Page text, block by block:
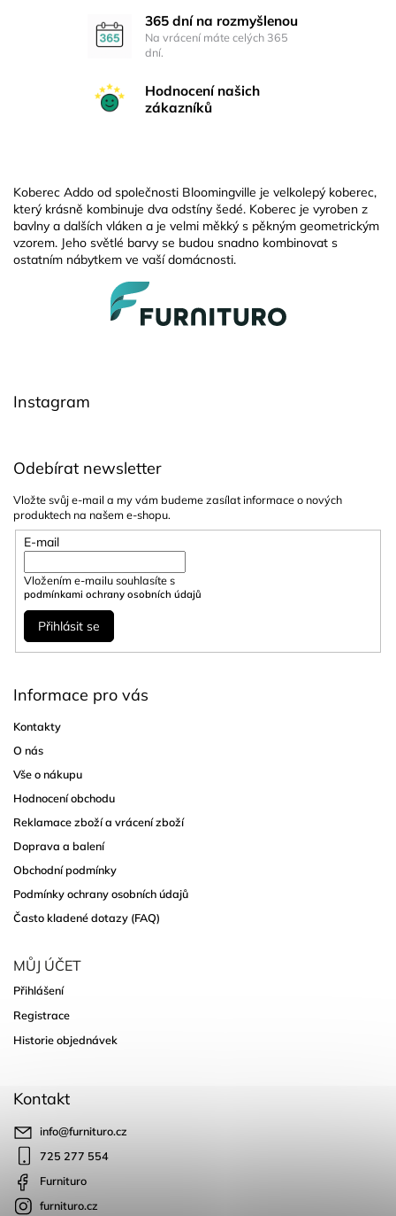
365 dní na rozmyšlenou
Na vrácení máte celých 365
dní.
Hodnocení našich
zákazníků
Koberec Addo od společnosti Bloomingville je velkolepý koberec,
který krásně kombinuje dva odstíny šedé. Koberec je vyroben z
bavlny a dalších vláken a je velmi měkký s pěkným geometrickým
vzorem. Jeho světlé barvy se budou snadno kombinovat s
ostatním nábytkem ve vaší domácnosti.
Instagram
Odebírat newsletter
Vložte svůj e-mail a my vám budeme zasílat informace o nových
produktech na našem e-shopu.
E-mail
Vložením e-mailu souhlasíte s
podmínkami ochrany osobních údajů
Přihlásit se
Informace pro vás
Kontakty
O nás
Vše o nákupu
Hodnocení obchodu
Reklamace zboží a vrácení zboží
Doprava a balení
Obchodní podmínky
Podmínky ochrany osobních údajů
Často kladené dotazy (FAQ)
MŮJ ÚČET
Přihlášení
Registrace
Historie objednávek
Kontakt
info@furnituro.cz
725 277 554
Furnituro
furnituro.cz